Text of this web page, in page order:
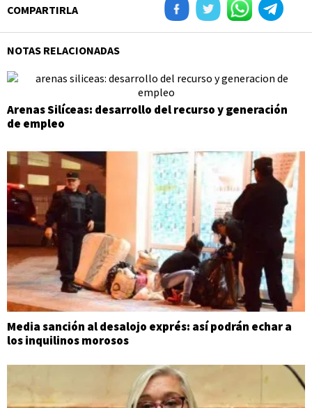
COMPARTIRLA
NOTAS RELACIONADAS
Arenas Silíceas: desarrollo del recurso y generación
de empleo
Media sanción al desalojo exprés: así podrán echar a
los inquilinos morosos